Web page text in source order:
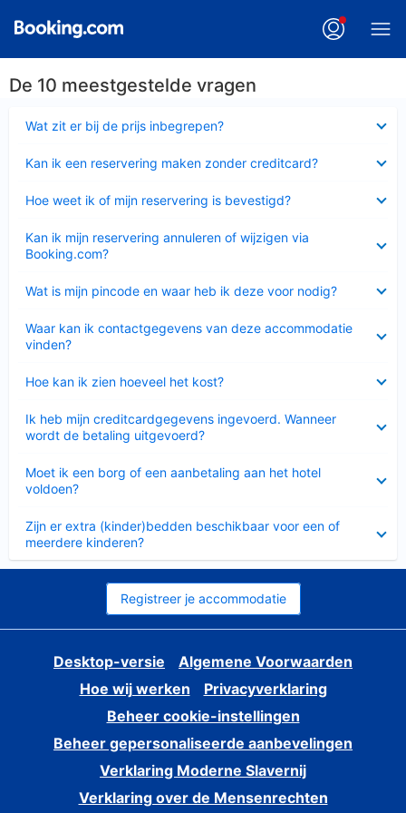
De 10 meestgestelde vragen
Wat zit er bij de prijs inbegrepen?
Kan ik een reservering maken zonder creditcard?
Hoe weet ik of mijn reservering is bevestigd?
Kan ik mijn reservering annuleren of wijzigen via
Booking.com?
Wat is mijn pincode en waar heb ik deze voor nodig?
Waar kan ik contactgegevens van deze accommodatie
vinden?
Hoe kan ik zien hoeveel het kost?
Ik heb mijn creditcardgegevens ingevoerd. Wanneer
wordt de betaling uitgevoerd?
Moet ik een borg of een aanbetaling aan het hotel
voldoen?
Zijn er extra (kinder)bedden beschikbaar voor een of
meerdere kinderen?
Registreer je accommodatie
Desktop-versie
Algemene Voorwaarden
Hoe wij werken
Privacyverklaring
Beheer cookie-instellingen
Beheer gepersonaliseerde aanbevelingen
Verklaring Moderne Slavernij
Verklaring over de Mensenrechten